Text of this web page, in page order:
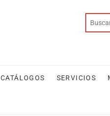
CATÁLOGOS SERVICIOS